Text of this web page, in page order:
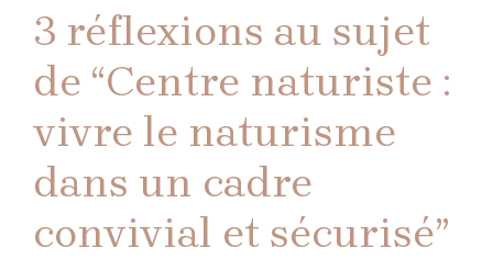
3 réflexions au sujet
de “Centre naturiste :
vivre le naturisme
dans un cadre
convivial et sécurisé”